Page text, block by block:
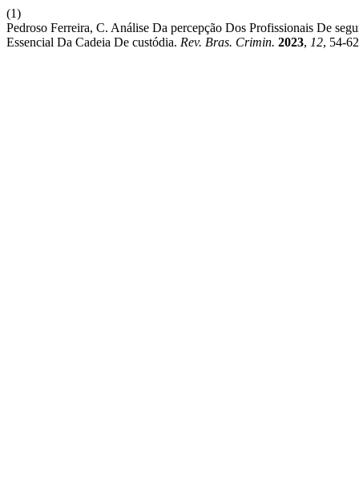
(1)
Pedroso Ferreira, C. Análise Da percepção Dos Profissionais De
Essencial Da Cadeia De custódia. Rev. Bras. Crimin. 2023, 12, 54-